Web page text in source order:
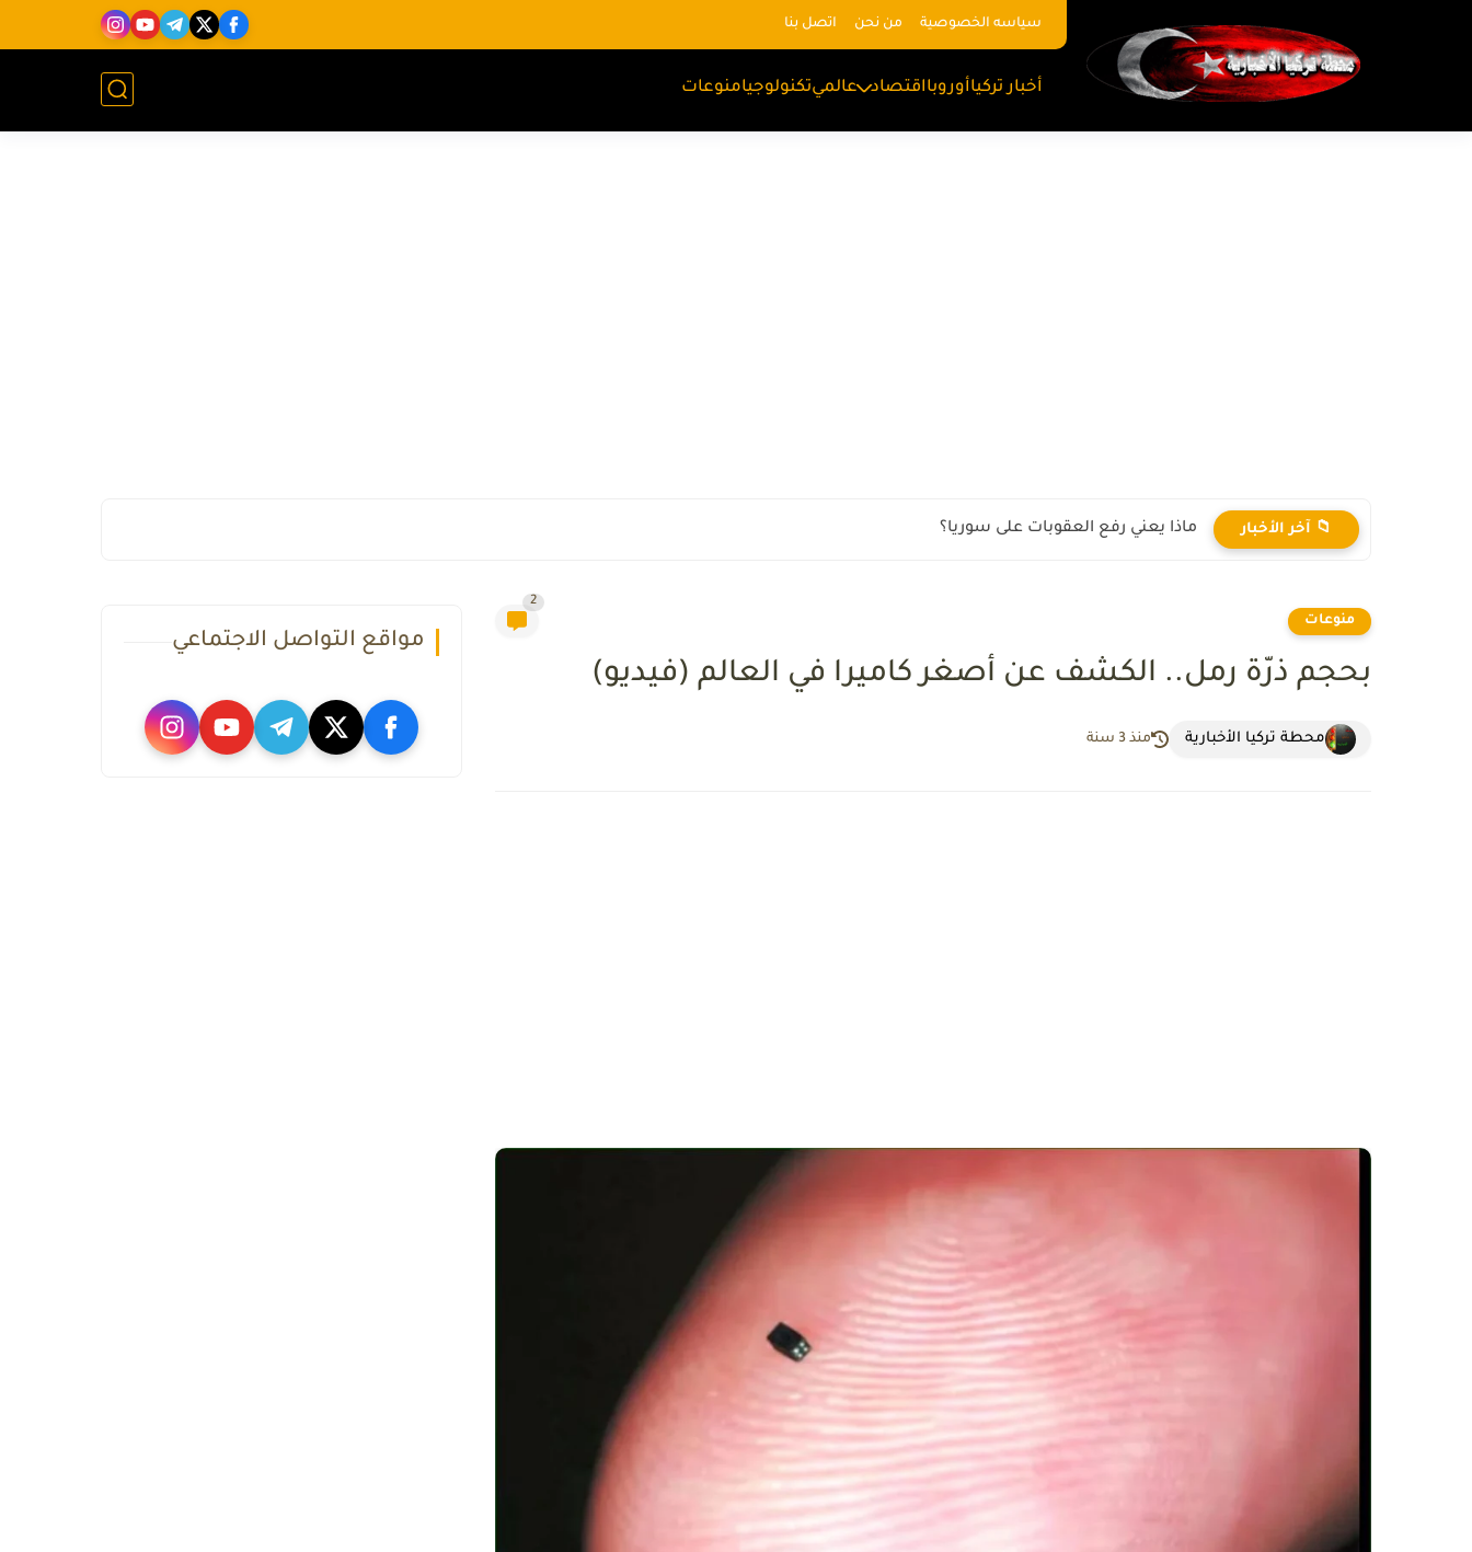
سياسه الخصوصية من نحن اتصل بنا
أخبار تركياأوروبااقتصاد عالميتكنولوجيامنوعات
📁 آخر الأخبار ماذا يعني رفع العقوبات على سوريا؟
منوعات
2
بحجم ذرّة رمل.. الكشف عن أصغر كاميرا في العالم (فيديو)
محطة تركيا الأخبارية منذ 3 سنة
مواقع التواصل الاجتماعي